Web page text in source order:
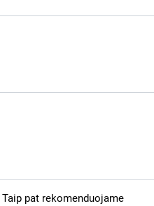
Taip pat rekomenduojame